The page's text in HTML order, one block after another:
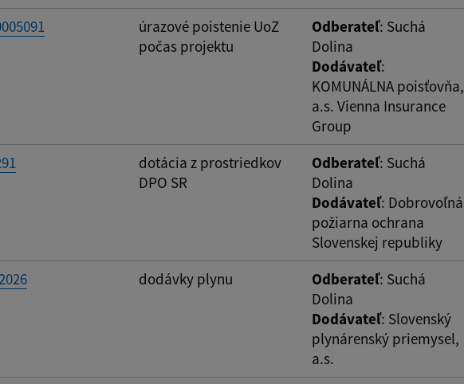
úrazové poistenie UoZ
počas projektu
Odberateľ: Suchá
Dolina
Dodávateľ:
KOMUNÁLNA poisťovňa,
a.s. Vienna Insurance
Group
dotácia z prostriedkov
DPO SR
Odberateľ: Suchá
Dolina
Dodávateľ: Dobrovoľná
požiarna ochrana
Slovenskej republiky
dodávky plynu Odberateľ: Suchá
Dolina
Dodávateľ: Slovenský
plynárenský priemysel,
a.s.